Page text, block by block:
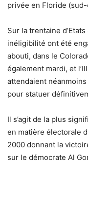
privée en Floride
Sur la trentaine
inéligibilité ont été
abouti, dans le
également mardi, et
attendaient
pour statuer
Il s’agit de la plus
en matière électorale
2000 donnant la
sur le démocrate Al